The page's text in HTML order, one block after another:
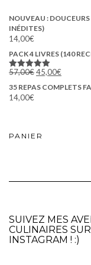
NOUVEAU :
INÉDITES)
14,00€
PACK 4 LIVRES (140
Note5.00
57,00€Le
initial
45,00€
actuel
35 REPAS COMPLETS
14,00€
PANIER
SUIVEZ MES
CULINAIRES
INSTAGRAM ! :)